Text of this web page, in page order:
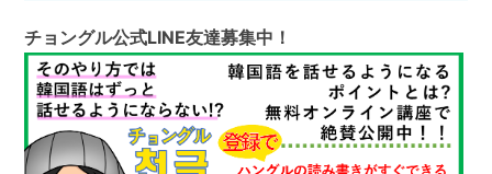
チョングル公式LINE友達募集中！